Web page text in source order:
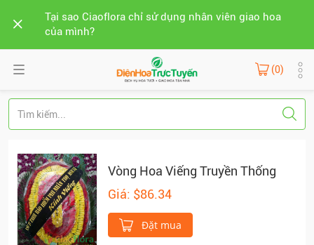
Tại sao Ciaoflora chỉ sử dụng nhân viên giao hoa
của mình?
(0)
Vòng Hoa Viếng Truyền Thống
Giá: $86.34
Đặt mua